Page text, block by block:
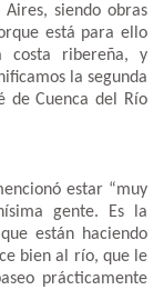
siendo obras
está para ello
costa ribereña, y
la segunda
de Cuenca del Río
estar “muy
gente. Es la
están haciendo
bien al río, que le
prácticamente